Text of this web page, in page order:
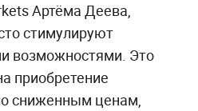
Артёма Деева,
стимулируют
возможностями. Это
приобретение
сниженным ценам,